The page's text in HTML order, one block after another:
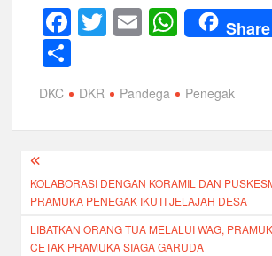
F
a
c
e
b
o
k
T
wi
tt
er
E
m
ail
W
h
at
s
A
p
Share
h
ar
e
DKC DKR Pandega Penegak
Navigasi
pos
KOLABORASI DENGAN KORAMIL DAN
PRAMUKA PENEGAK IKUTI JELAJAH DESA
LIBATKAN ORANG TUA MELALUI WAG,
CETAK PRAMUKA SIAGA GARUDA